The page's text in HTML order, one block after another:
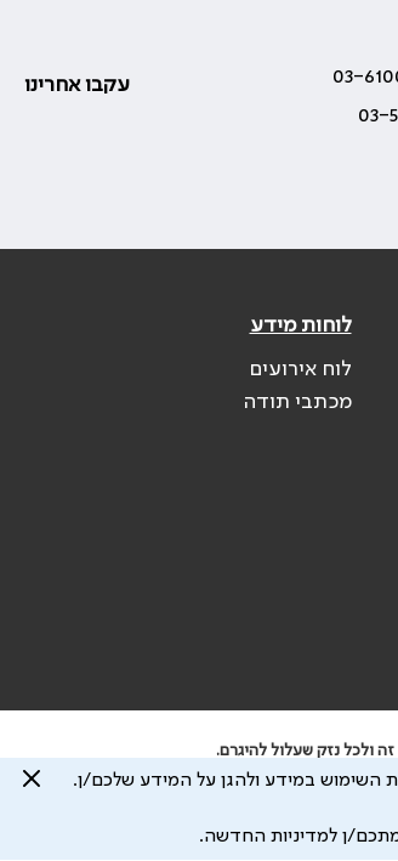
עקבו אחרינו
לוחות מידע
לוח אירועים
מכתבי תודה
ולכל נזק שעלול להיגרם.
תנאי השימוש
השימוש במידע ולהגן על המידע שלכם/ן.
ן למדיניות החדשה.